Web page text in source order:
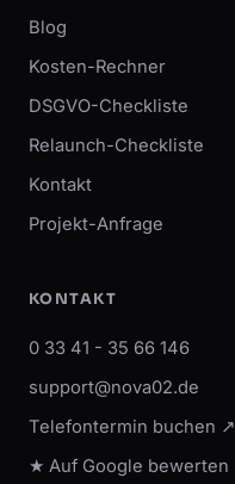
Blog
Kosten-Rechner
DSGVO-Checkliste
Relaunch-Checkliste
Kontakt
Projekt-Anfrage
KONTAKT
0 33 41 - 35 66 146
support@nova02.de
Telefontermin buchen ↗
★ Auf Google bewerten